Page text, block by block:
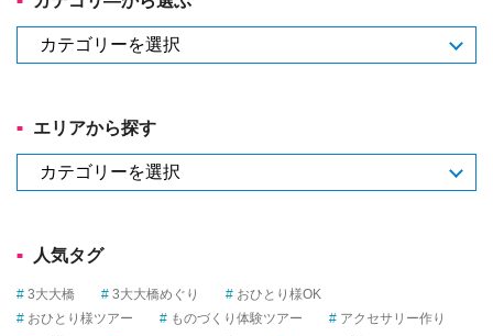
テ
―
か
エリアから探す
リ
ら
探
す
人気タグ
3大大橋 3大大橋めぐり
おひとり様OK
おひとり様ツアー
ものづくり体験ツアー
アクセサリー作り